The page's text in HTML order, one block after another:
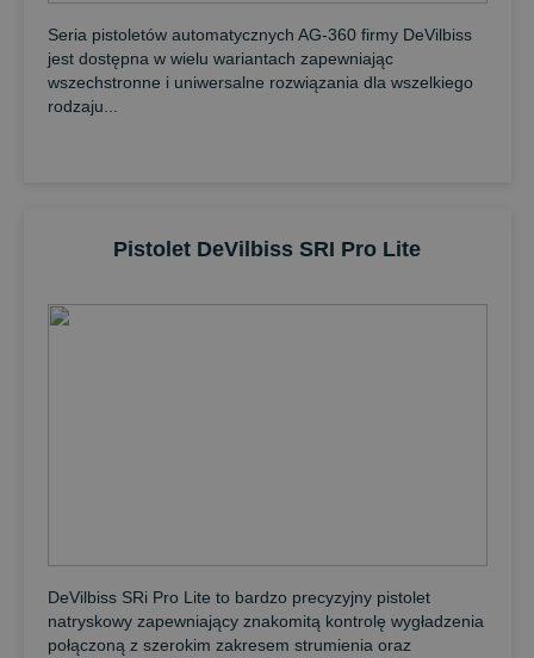
Seria pistoletów automatycznych AG-360 firmy DeVilbiss
jest dostępna w wielu wariantach zapewniając
wszechstronne i uniwersalne rozwiązania dla wszelkiego
rodzaju...
Pistolet DeVilbiss SRI Pro Lite
DeVilbiss SRi Pro Lite to bardzo precyzyjny pistolet
natryskowy zapewniający znakomitą kontrolę wygładzenia
połączoną z szerokim zakresem strumienia oraz